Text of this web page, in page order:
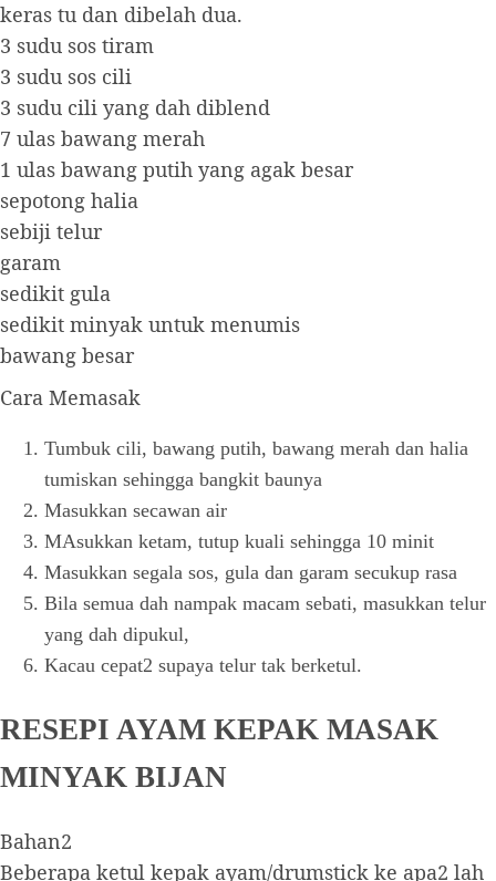
keras tu dan dibelah dua.
3 sudu sos tiram
3 sudu sos cili
3 sudu cili yang dah diblend
7 ulas bawang merah
1 ulas bawang putih yang agak besar
sepotong halia
sebiji telur
garam
sedikit gula
sedikit minyak untuk menumis
bawang besar
Cara Memasak
Tumbuk cili, bawang putih, bawang merah dan halia
tumiskan sehingga bangkit baunya
Masukkan secawan air
MAsukkan ketam, tutup kuali sehingga 10 minit
Masukkan segala sos, gula dan garam secukup rasa
Bila semua dah nampak macam sebati, masukkan telur
yang dah dipukul,
Kacau cepat2 supaya telur tak berketul.
RESEPI AYAM KEPAK MASAK
MINYAK BIJAN
Bahan2
Beberapa ketul kepak ayam/drumstick ke apa2 lah